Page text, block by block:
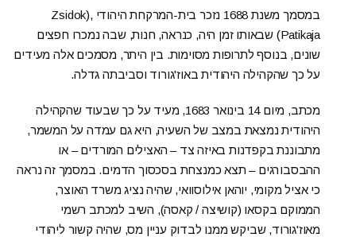
במסמך משנת 1688 נזכר בית-המרקחת היהודי ,(Zsidok
Patikaja) שבאותו זמן היה, כנראה, חנות, שבה נמכרו חפצים
שונים, בנוסף לתרופות מסוימות. בין היתר, מסמכים אלה מעידים
על כך שהקהילה היהודית באוז'גורוד וסביבתה גדלה.
מכתב, מיום 14 בינואר 1683, מעיד על כך שבעוד שהקהילה
היהודית נמצאת במצב של השעיה, היא גם עמדה על המשמר,
מתבוננת בקפדנות באיזה צד – האצילים המורדים – או
ההבסבורגים – תצא כמנצחת בסכסוך הדמים. במסמך זה נראה
כי אציל מקומי, יוהאן אילוסוואי, שהיה נציג משרד האוצר,
הממוקם בקסאו (קושיצה / קאסה), השיב למכתב רשמי
מאוז'גורוד, שביקש ממנו לבדוק עניין מס, שהיה קשור ליהודי